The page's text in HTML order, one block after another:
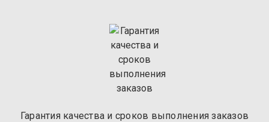
Гарантия качества и сроков выполнениязаказов